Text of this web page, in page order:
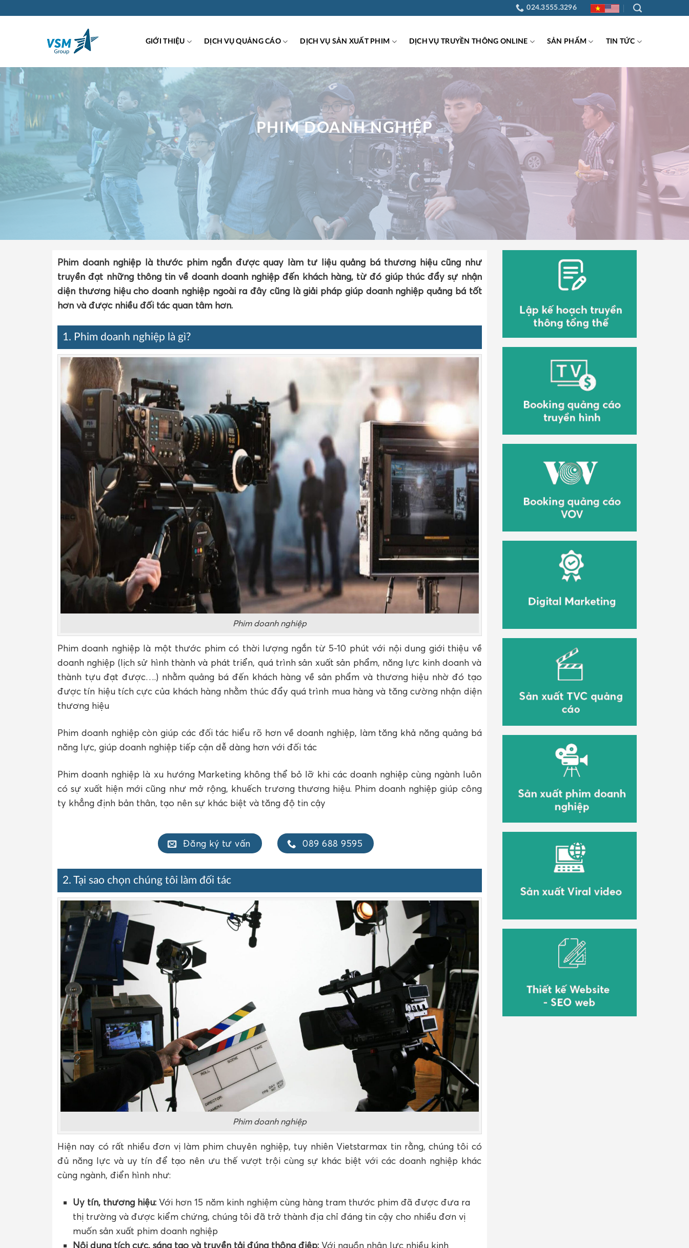
024.3555.3296
GIỚI THIỆU DỊCH VỤ QUẢNG CÁO DỊCH VỤ SẢN XUẤT PHIM DỊCH VỤ TRUYỀN THÔNG ONLINE SẢN PHẨM TIN TỨC
PHIM DOANH NGHIỆP
Phim doanh nghiệp là thước phim ngắn được quay làm tư liệu quảng bá thương hiệu cũng như
truyền đạt những thông tin về doanh doanh nghiệp đến khách hàng, từ đó giúp thúc đẩy sự nhận
diện thương hiệu cho doanh nghiệp ngoài ra đây cũng là giải pháp giúp doanh nghiệp quảng bá tốt
hơn và được nhiều đối tác quan tâm hơn.
1. Phim doanh nghiệp là gì?
Phim doanh nghiệp
Phim doanh nghiệp là một thước phim có thời lượng ngắn từ 5-10 phút với nội dung giới thiệu về
doanh nghiệp (lịch sử hình thành và phát triển, quá trình sản xuất sản phẩm, năng lực kinh doanh và
thành tựu đạt được….) nhằm quảng bá đến khách hàng về sản phẩm và thương hiệu nhờ đó tạo
được tín hiệu tích cực của khách hàng nhằm thúc đẩy quá trình mua hàng và tăng cường nhận diện
thương hiệu
Phim doanh nghiệp còn giúp các đối tác hiểu rõ hơn về doanh nghiệp, làm tăng khả năng quảng bá
năng lực, giúp doanh nghiệp tiếp cận dễ dàng hơn với đối tác
Phim doanh nghiệp là xu hướng Marketing không thể bỏ lỡ khi các doanh nghiệp cùng ngành luôn
có sự xuất hiện mới cũng như mở rộng, khuếch trương thương hiệu. Phim doanh nghiệp giúp công
ty khẳng định bản thân, tạo nên sự khác biệt và tăng độ tin cậy
Đăng ký tư vấn 089 688 9595
2. Tại sao chọn chúng tôi làm đối tác
Phim doanh nghiệp
Hiện nay có rất nhiều đơn vị làm phim chuyên nghiệp, tuy nhiên Vietstarmax tin rằng, chúng tôi có
đủ năng lực và uy tín để tạo nên ưu thế vượt trội cùng sự khác biệt với các doanh nghiệp khác
cùng ngành, điển hình như:
Uy tín, thương hiệu: Với hơn 15 năm kinh nghiệm cùng hàng tram thước phim đã được đưa ra
thị trường và được kiểm chứng, chúng tôi đã trở thành địa chỉ đáng tin cậy cho nhiều đơn vị
muốn sản xuất phim doanh nghiệp
Nội dung tích cực, sáng tạo và truyền tải đúng thông điệp: Với nguồn nhân lực nhiều kinh